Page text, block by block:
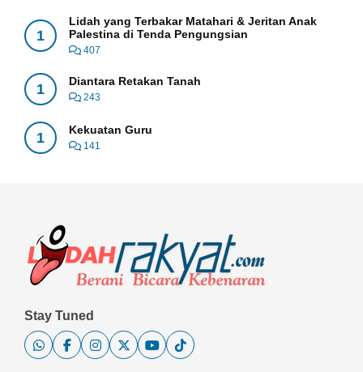
1
Lidah yang Terbakar Matahari & Jeritan Anak
Palestina di Tenda Pengungsian
407
1 Diantara Retakan Tanah
243
1 Kekuatan Guru
141
Stay Tuned